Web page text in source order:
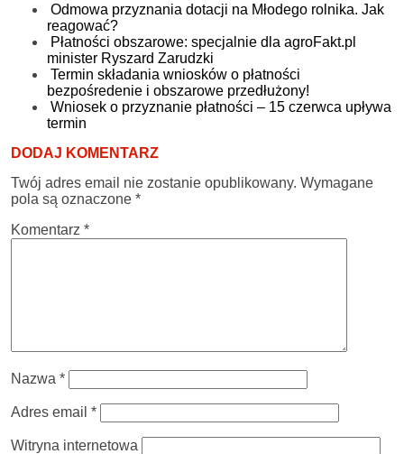
Odmowa przyznania dotacji na Młodego rolnika. Jak
reagować?
Płatności obszarowe: specjalnie dla agroFakt.pl
minister Ryszard Zarudzki
Termin składania wniosków o płatności
bezpośredenie i obszarowe przedłużony!
Wniosek o przyznanie płatności – 15 czerwca upływa
termin
DODAJ KOMENTARZ
Twój adres email nie zostanie opublikowany. Wymagane
pola są oznaczone *
Komentarz *
Nazwa *
Adres email *
Witryna internetowa